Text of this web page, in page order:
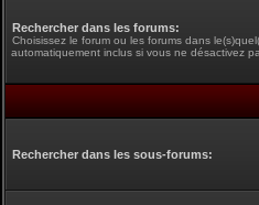
Rechercher dans les forums:
Choisissez le forum ou les forums dans
automatiquement inclus si vous ne désactivez
Rechercher dans les sous-forums: